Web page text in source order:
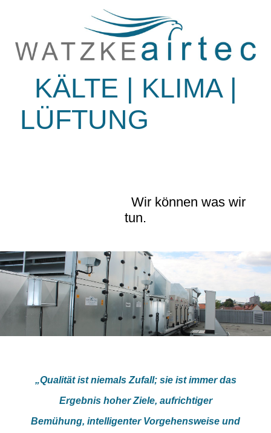
KÄLTE | KLIMA |
LÜFTUNG
Wir können was wir
tun.
„Qualität ist niemals Zufall; sie ist immer das
Ergebnis hoher Ziele, aufrichtiger
Bemühung, intelligenter Vorgehensweise und